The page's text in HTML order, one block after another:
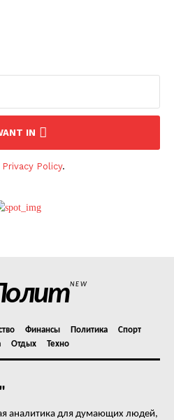
IN
Privacy Policy.
NEW
Финансы Политика
Спорт
Отдых Техно
аналитика для думающих людей,